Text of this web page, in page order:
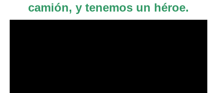
camión, y tenemos un héroe.